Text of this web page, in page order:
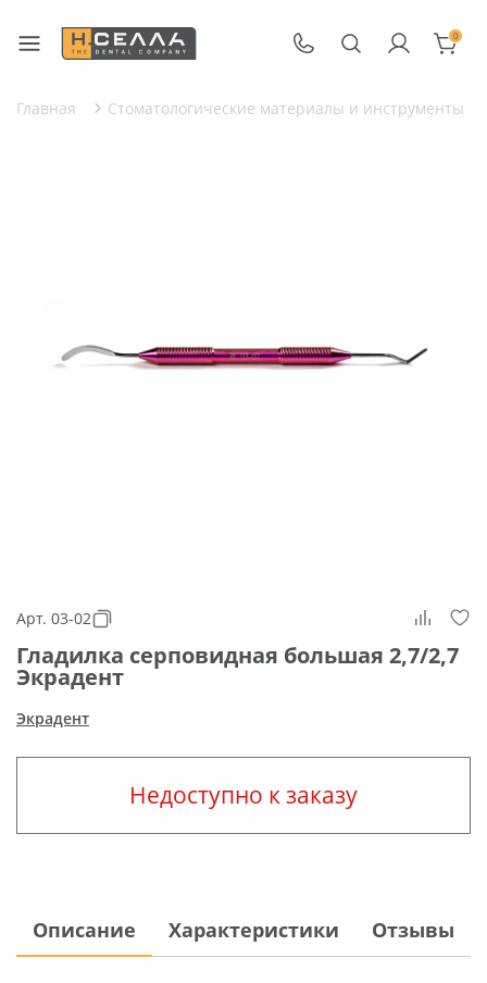
0
Главная Стоматологические материалы и инструменты
Арт. 03-02
Гладилка серповидная большая 2,7/2,7
Экрадент
Экрадент
Недоступно к заказу
Описание Характеристики Отзывы